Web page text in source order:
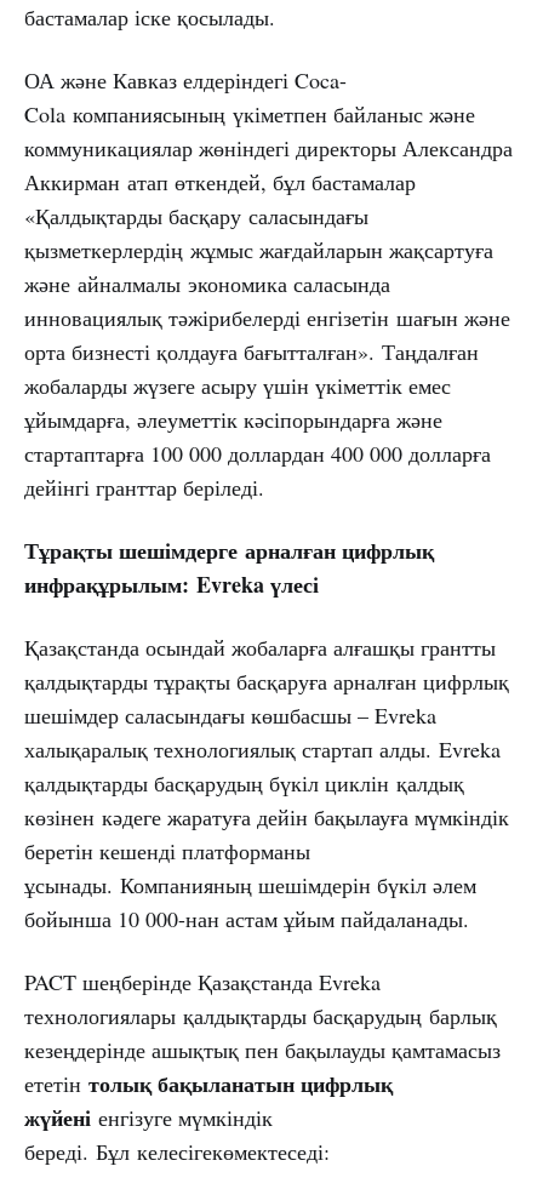
бастамалар іске қосылады.
ОА және Кавказ елдеріндегі Coca-
Cola компаниясының үкіметпен байланыс және
коммуникациялар жөніндегі директоры Александра
Аккирман атап өткендей, бұл бастамалар
«Қалдықтарды басқару саласындағы
қызметкерлердің жұмыс жағдайларын жақсартуға
және айналмалы экономика саласында
инновациялық тәжірибелерді енгізетін шағын және
орта бизнесті қолдауға бағытталған». Таңдалған
жобаларды жүзеге асыру үшін үкіметтік емес
ұйымдарға, әлеуметтік кәсіпорындарға және
стартаптарға 100 000 доллардан 400 000 долларға
дейінгі гранттар беріледі.
Тұрақты шешімдерге арналған цифрлық
инфрақұрылым: Evreka үлесі
Қазақстанда осындай жобаларға алғашқы грантты
қалдықтарды тұрақты басқаруға арналған цифрлық
шешімдер саласындағы көшбасшы – Evreka
халықаралық технологиялық стартап алды. Evreka
қалдықтарды басқарудың бүкіл циклін қалдық
көзінен кәдеге жаратуға дейін бақылауға мүмкіндік
беретін кешенді платформаны
ұсынады. Компанияның шешімдерін бүкіл әлем
бойынша 10 000-нан астам ұйым пайдаланады.
PACT шеңберінде Қазақстанда Evreka
технологиялары қалдықтарды басқарудың барлық
кезеңдерінде ашықтық пен бақылауды қамтамасыз
ететін толық бақыланатын цифрлық
жүйені енгізуге мүмкіндік
береді. Бұл келесігекөмектеседі: